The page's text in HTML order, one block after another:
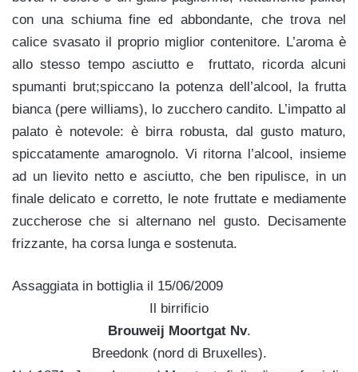
con una schiuma fine ed abbondante, che trova nel
calice svasato il proprio miglior contenitore. L’aroma è
allo stesso tempo asciutto e fruttato, ricorda alcuni
spumanti brut;spiccano la potenza dell’alcool, la frutta
bianca (pere williams), lo zucchero candito. L’impatto al
palato è notevole: è birra robusta, dal gusto maturo,
spiccatamente amarognolo. Vi ritorna l’alcool, insieme
ad un lievito netto e asciutto, che ben ripulisce, in un
finale delicato e corretto, le note fruttate e mediamente
zuccherose che si alternano nel gusto. Decisamente
frizzante, ha corsa lunga e sostenuta.
Assaggiata in bottiglia il 15/06/2009
Il birrificio
Brouweij Moortgat Nv.
Breedonk (nord di Bruxelles).